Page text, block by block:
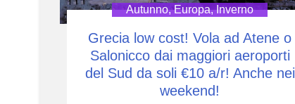
Autunno,Europa,Inverno
Grecia low cost! Vola ad Atene o
Salonicco dai maggiori aeroporti
del Sud da soli €10 a/r! Anche nei
weekend!